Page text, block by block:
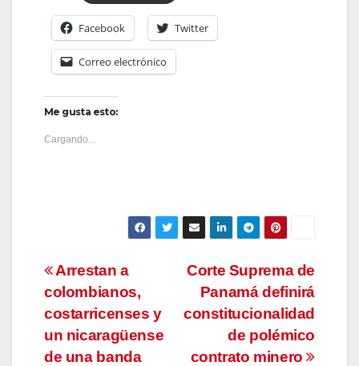
Facebook Twitter
Correo electrónico
Me gusta esto:
Cargando...
Navegación
de
entradas
Corte Suprema de
Panamá definirá
constitucionalidad
de polémico
contrato minero
Arrestan a
colombianos,
costarricenses y
un nicaragüense
de una banda